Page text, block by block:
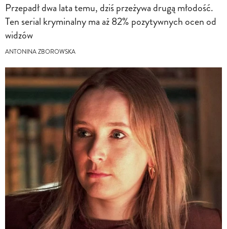
Przepadł dwa lata temu, dziś przeżywa drugą młodość.
Ten serial kryminalny ma aż 82% pozytywnych ocen od
widzów
ANTONINA ZBOROWSKA